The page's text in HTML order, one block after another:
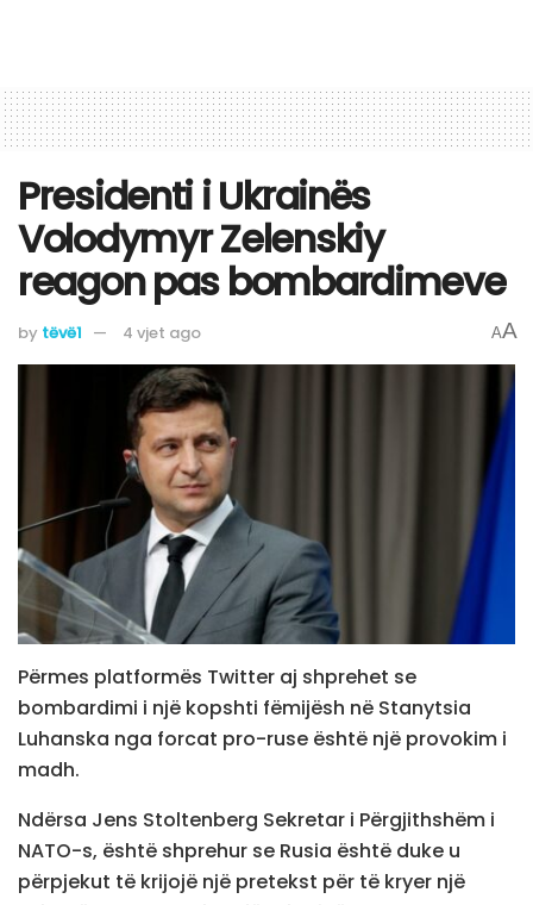
Presidenti i Ukrainës
Volodymyr Zelenskiy
reagon pas bombardimeve
by tëvë1 4 vjet ago AA
Përmes platformës Twitter aj shprehet se
bombardimi i një kopshti fëmijësh në Stanytsia
Luhanska nga forcat pro-ruse është një provokim i
madh.
Ndërsa Jens Stoltenberg Sekretar i Përgjithshëm i
NATO-s, është shprehur se Rusia është duke u
përpjekut të krijojë një pretekst për të kryer një